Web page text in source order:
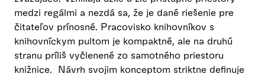
medzi regálmi a nezdá sa, že je dané riešenie pre
čitateľov prínosné. Pracovisko knihovníkov s
knihovníckym pultom je kompaktné, ale na druhú
stranu príliš vyčlenené zo samotného priestoru
knižnice. Návrh svojim konceptom striktne definuje